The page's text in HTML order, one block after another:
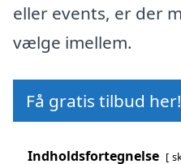
eller events, er der
vælge imellem.
Få gratis tilbud her!
Indholdsfortegnelse